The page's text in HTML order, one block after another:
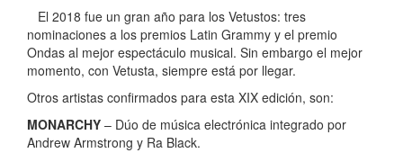
El 2018 fue un gran año para los Vetustos: tres
nominaciones a los premios Latin Grammy y el premio
Ondas al mejor espectáculo musical. Sin embargo el mejor
momento, con Vetusta, siempre está por llegar.
Otros artistas confirmados para esta XIX edición, son:
MONARCHY – Dúo de música electrónica integrado por
Andrew Armstrong y Ra Black.